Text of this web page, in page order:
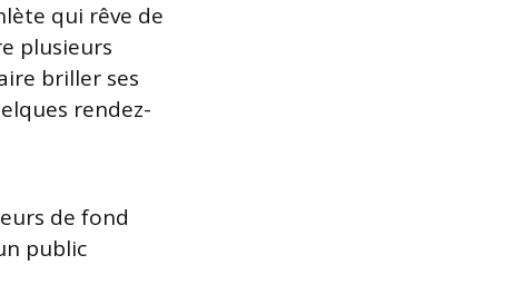
qui rêve de
plusieurs
briller ses
rendez-
de fond
public